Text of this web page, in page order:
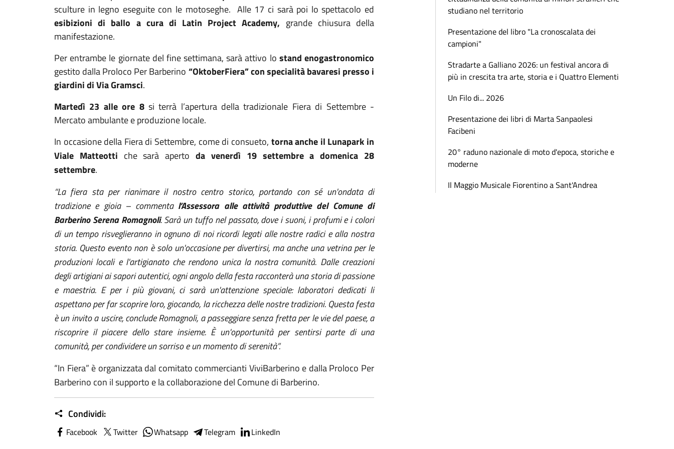
sculture in legno eseguite con le motoseghe. Alle 17 ci sarà poi lo spettacolo ed
esibizioni di ballo a cura di Latin Project Academy, grande chiusura della
manifestazione.
Per entrambe le giornate del fine settimana, sarà attivo lo stand enogastronomico
gestito dalla Proloco Per Barberino “OktoberFiera” con specialità bavaresi presso i
giardini di Via Gramsci.
Martedì 23 alle ore 8si terrà l’apertura della tradizionale Fiera di Settembre -
Mercato ambulante e produzione locale.
In occasione della Fiera di Settembre, come di consueto, torna anche il Lunapark in
Viale Matteotti che sarà apertoda venerdì 19 settembre a domenica 28
settembre.
“La fiera sta per rianimare il nostro centro storico, portando con sé un'ondata di
tradizione e gioia – commenta l’Assessora alle attività produttive del Comune di
Barberino Serena Romagnoli. Sarà un tuffo nel passato, dove i suoni, i profumi e i colori
di un tempo risveglieranno in ognuno di noi ricordi legati alle nostre radici e alla nostra
storia. Questo evento non è solo un'occasione per divertirsi, ma anche una vetrina per le
produzioni locali e l'artigianato che rendono unica la nostra comunità. Dalle creazioni
degli artigiani ai sapori autentici, ogni angolo della festa racconterà una storia di passione
e maestria. E per i più giovani, ci sarà un'attenzione speciale: laboratori dedicati li
aspettano per far scoprire loro, giocando, la ricchezza delle nostre tradizioni. Questa festa
è un invito a uscire, conclude Romagnoli, a passeggiare senza fretta per le vie del paese, a
riscoprire il piacere dello stare insieme. È un'opportunità per sentirsi parte di una
comunità, per condividere un sorriso e un momento di serenità”.
“In Fiera” è organizzata dal comitato commercianti ViviBarberino e dalla Proloco Per
Barberino con il supporto e la collaborazione del Comune di Barberino.
Condividi:
Facebook Twitter Whatsapp Telegram LinkedIn
studiano nel territorio
Presentazione del libro "La cronoscalata dei
campioni"
Stradarte a Galliano 2026: un festival ancora di
più in crescita tra arte, storia e i Quattro Elementi
Un Filo di... 2026
Presentazione dei libri di Marta Sanpaolesi
Facibeni
20° raduno nazionale di moto d'epoca, storiche e
moderne
Il Maggio Musicale Fiorentino a Sant'Andrea